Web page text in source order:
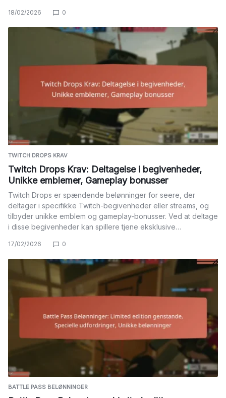
18/02/2026 0
TWITCH DROPS KRAV
Twitch Drops Krav: Deltagelse i begivenheder,
Unikke emblemer, Gameplay bonusser
Twitch Drops er spændende belønninger for seere, der
deltager i specifikke Twitch-begivenheder eller streams, og
tilbyder unikke emblem og gameplay-bonusser. Ved at deltage
i disse begivenheder kan spillere tjene eksklusive…
17/02/2026 0
BATTLE PASS BELØNNINGER